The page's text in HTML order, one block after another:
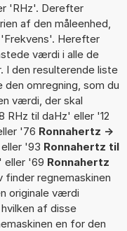
'RHz'. Derefter
af den måleenhed,
Herefter
værdi i alle de
I den resulterende liste
omregning, som du
værdi, der skal
RHz til daHz' eller '12
'76 Ronnahertz ->
'93 Ronnahertz til
' eller '69 Ronnahertz
finder regnemaskinen
originale værdi
af disse
en for den